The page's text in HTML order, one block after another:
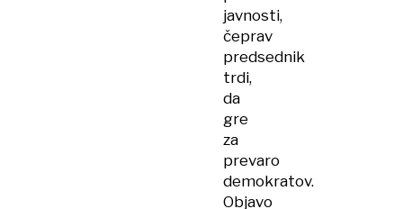
javnosti,
čeprav
predsednik
trdi,
da
gre
za
prevaro
demokratov.
Objavo